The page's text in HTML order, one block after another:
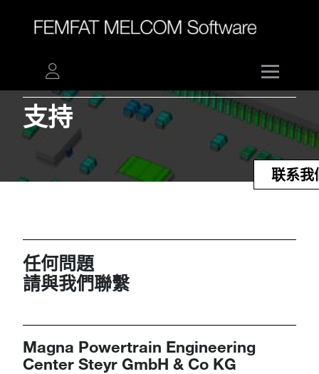
联系
支持​​​​​​​​​​​​​​​​​​​​​
任何問題
請與我們聯繫
Magna Powertrain ​​​​​​​Engineering
Center Steyr GmbH & Co KG